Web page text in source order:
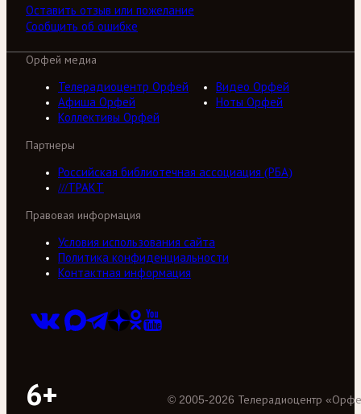
Оставить отзыв или пожелание
Сообщить об ошибке
Орфей медиа
Телерадиоцентр Орфей
Видео Орфей
Афиша Орфей
Ноты Орфей
Коллективы Орфей
Партнеры
Российская библиотечная ассоциация (РБА)
///ТРАКТ
Правовая информация
Условия использования сайта
Политика конфиденциальности
Контактная информация
6+ © 2005-2026 Телерадиоцентр